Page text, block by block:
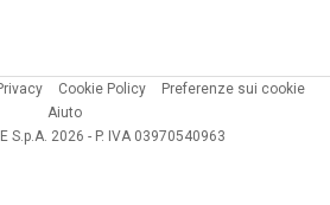
Cookie Policy
Preferenze sui cookie
Aiuto
S.p.A. 2026 - P. IVA 03970540963